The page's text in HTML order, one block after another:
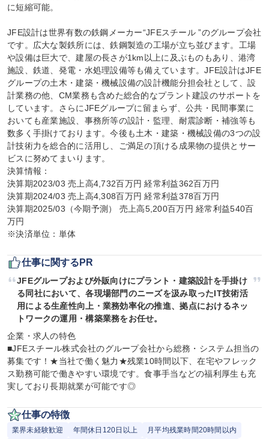
に短縮可能。
JFE設計は世界有数の鉄鋼メーカー“JFEスチール ”のグループ会社
です。広大な製鉄所には、鉄鋼製造の工場が立ち並びます。工場
や設備は巨大で、建屋の長さが1km以上に及ぶものもあり、港湾
施設、鉄道、発電・水処理設備等も備えています。JFE設計はJFE
グループの土木・建築・機械設備の設計機能分担会社として、設
計業務の他、CM業務も含めた総合的なプラント建設のサポートを
しています。さらにJFEグループに留まらず、公共・民間事業に
おいても産業施設、事務所等の設計・監理、耐震診断・補強等も
数多く手掛けております。今後も土木・建築・機械設備の3つの設
計技術力を総合的に活用し、ご満足の頂ける成果物の提供とサー
ビスに努めてまいります。
決算情報：
決算期2023/03 売上高4,732百万円 経常利益362百万円
決算期2024/03 売上高4,308百万円 経常利益378百万円
決算期2025/03（今期予測） 売上高5,200百万円 経常利益540百
万円
※決済単位：単体
仕事に関するPR
JFEグループおよび外販向けにプラント・建築設計を手掛け
る同社において、各現場部門のニーズを汲み取ったIT技術活
用による生産性向上・業務効率化の推進、拠点におけるネッ
トワークの運用・構築業務をお任せ。
企業・求人の特色
■JFEスチール株式会社のグループ会社から総務・システム担当の
募集です！★当社で働く魅力★残業10時間以下、在宅やフレック
ス勤務可能で働きやすい環境です。食事手当などの福利厚生も充
実しており長期就業が可能です◎
仕事の特徴
業界未経験歓迎 年間休日120日以上
月平均残業時間20時間以内